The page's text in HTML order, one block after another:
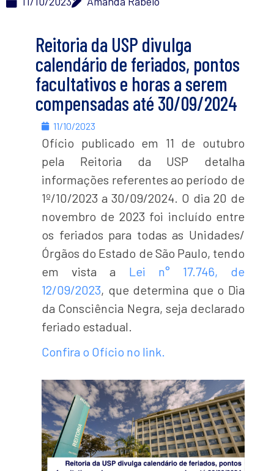
Reitoria da USP divulga
calendário de feriados, pontos
facultativos e horas a serem
compensadas até 30/09/2024
11/10/2023
Ofício publicado em 11 de outubro
pela Reitoria da USP detalha
informações referentes ao período de
1º/10/2023 a 30/09/2024. O dia 20 de
novembro de 2023 foi incluído entre
os feriados para todas as Unidades/
Órgãos do Estado de São Paulo, tendo
em vista a Lei n° 17.746, de
12/09/2023, que determina que o Dia
da Consciência Negra, seja declarado
feriado estadual.
Confira o Ofício no link.